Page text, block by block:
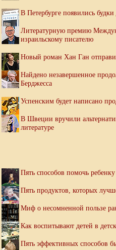
В Петербурге появились
Литературную премию
израильскому писателю
Новый роман Хан Ган
Найдено незавершенное
Берджесса
Успенским будет написано
В Швеции вручили
литературе
Пять способов помочь
Пять продуктов, которых
Миф о несомненной пользе
Как воспитывают детей в
Пять эффективных способов